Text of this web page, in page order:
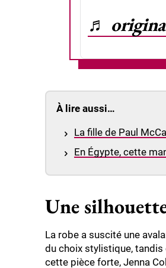
♬ original
À lire aussi…
La fille de Paul
En Égypte, cette
Une
La robe a suscité une
du choix stylistique,
cette pièce forte, Jenna